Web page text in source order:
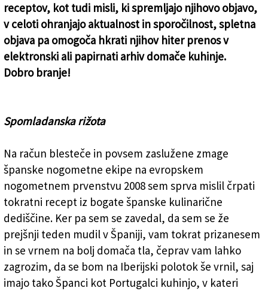
receptov, kot tudi misli, ki spremljajo njihovo objavo,
v celoti ohranjajo aktualnost in sporočilnost, spletna
objava pa omogoča hkrati njihov hiter prenos v
elektronski ali papirnati arhiv domače kuhinje.
Dobro branje!
Spomladanska rižota
Na račun blesteče in povsem zaslužene zmage
španske nogometne ekipe na evropskem
nogometnem prvenstvu 2008 sem sprva mislil črpati
tokratni recept iz bogate španske kulinarične
dediščine. Ker pa sem se zavedal, da sem se že
prejšnji teden mudil v Španiji, vam tokrat prizanesem
in se vrnem na bolj domača tla, čeprav vam lahko
zagrozim, da se bom na Iberijski polotok še vrnil, saj
imajo tako Španci kot Portugalci kuhinjo, v kateri